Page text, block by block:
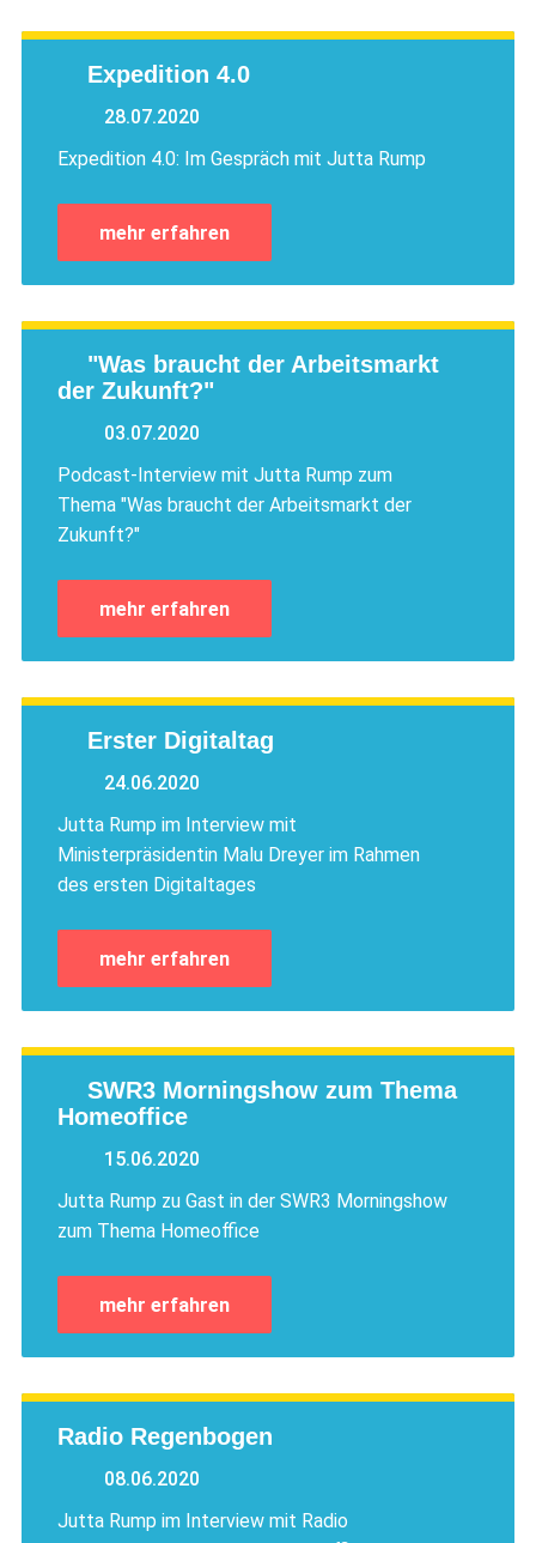
Expedition 4.0
28.07.2020
Expedition 4.0: Im Gespräch mit Jutta Rump
mehr erfahren
"Was braucht der Arbeitsmarkt
der Zukunft?"
03.07.2020
Podcast-Interview mit Jutta Rump zum
Thema "Was braucht der Arbeitsmarkt der
Zukunft?"
mehr erfahren
Erster Digitaltag
24.06.2020
Jutta Rump im Interview mit
Ministerpräsidentin Malu Dreyer im Rahmen
des ersten Digitaltages
mehr erfahren
SWR3 Morningshow zum Thema
Homeoffice
15.06.2020
Jutta Rump zu Gast in der SWR3 Morningshow
zum Thema Homeoffice
mehr erfahren
Radio Regenbogen
08.06.2020
Jutta Rump im Interview mit Radio